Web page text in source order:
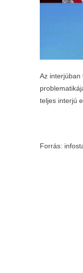
Az interjúban
teljes interjú
Forrás: